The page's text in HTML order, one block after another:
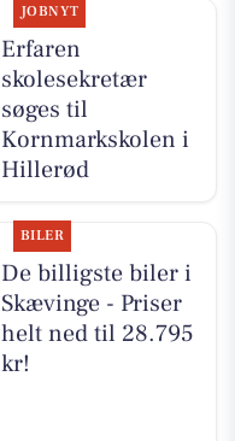
JOBNYT
Erfaren
skolesekretær
søges til
Kornmarkskolen i
Hillerød
BILER
De billigste biler i
Skævinge - Priser
helt ned til 28.795
kr!